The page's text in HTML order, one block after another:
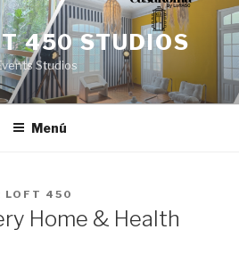
450 STUDIOS
Studios
Menú
LOFT 450
Home & Health